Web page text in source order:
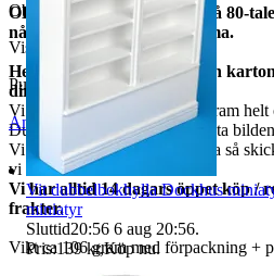
OBS detta set är tillverkat på 80-
någon limrest kan förekomma.
Helt oanvända.Har legat i sin
direkt efter vi fått betalning.
Vi garanterar att allt kommer fram
Du får varan som finns på första
Vi har många, behöver du flera så
vi annonsen.
Vi har alltid 14 dagars öppet köp /
frakter.
Vikt ca 106 gram med förpackning +
Objektnr
736 237 041
Visningar
63
Publicerad
13 jun 23:13
Anmäl Sälj liknande
Vit dubbelbokhylla Dockhus
miniatyr
Sluttid20:56 6 aug 20:56.
Pris:139 kr,Köp nu.